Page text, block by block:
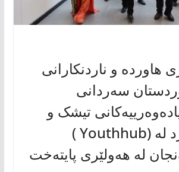
هاوردە و ناردنکارانی
سەردانی
تیشک و
تەم) یان کرد لە (Youthhub )
لە هەولێری پایتەخت